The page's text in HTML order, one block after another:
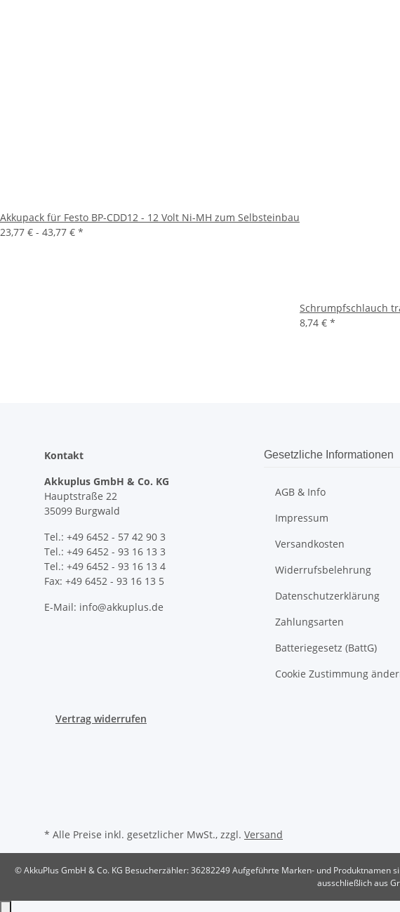
Akkupack für Festo BP-CDD12 - 12 Volt Ni-MH zum Selbsteinbau
23,77 € - 43,77 € *
Schrumpfschlauch
8,74 € *
Kontakt
Akkuplus GmbH & Co. KG
Hauptstraße 22
35099 Burgwald
Tel.: +49 6452 - 57 42 90 3
Tel.: +49 6452 - 93 16 13 3
Tel.: +49 6452 - 93 16 13 4
Fax: +49 6452 - 93 16 13 5
E-Mail: info@akkuplus.de
Gesetzliche Informationen
AGB & Info
Impressum
Versandkosten
Widerrufsbelehrung
Datenschutzerklärung
Zahlungsarten
Batteriegesetz (BattG)
Cookie Zustimmung
Vertrag widerrufen
* Alle Preise inkl. gesetzlicher MwSt., zzgl. Versand
© AkkuPlus GmbH & Co. KG Besucherzähler: 36282249Aufgeführte Marken- und Produktnamen
ausschließlich aus